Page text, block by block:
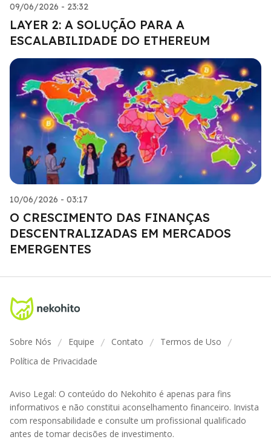
09/06/2026 - 23:32
LAYER 2: A SOLUÇÃO PARA A
ESCALABILIDADE DO ETHEREUM
10/06/2026 - 03:17
O CRESCIMENTO DAS FINANÇAS
DESCENTRALIZADAS EM MERCADOS
EMERGENTES
Sobre Nós / Equipe / Contato / Termos de Uso /
Política de Privacidade
Aviso Legal: O conteúdo do Nekohito é apenas para fins
informativos e não constitui aconselhamento financeiro. Invista
com responsabilidade e consulte um profissional qualificado
antes de tomar decisões de investimento.